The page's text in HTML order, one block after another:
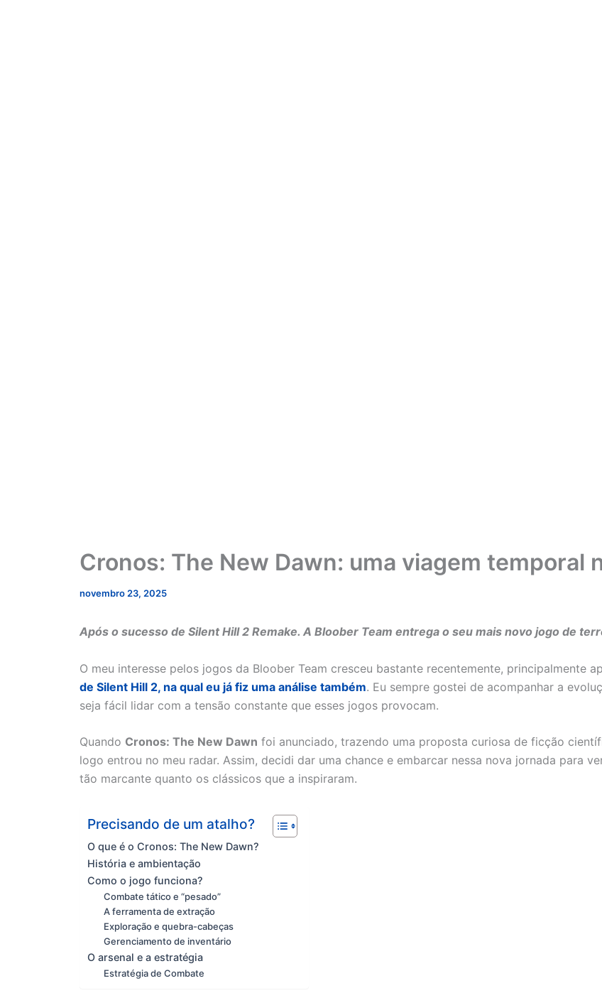
Cronos: The New Dawn: uma viagem temporal
novembro 23, 2025
Após o sucesso de Silent Hill 2 Remake. A Bloober Team entrega o seu mais novo jogo de
O meu interesse pelos jogos da Bloober Team cresceu bastante recentemente, principalmente
de Silent Hill 2, na qual eu já fiz uma análise também. Eu sempre gostei de acompanhar a
seja fácil lidar com a tensão constante que esses jogos provocam.
Quando Cronos: The New Dawn foi anunciado, trazendo uma proposta curiosa de ficção
logo entrou no meu radar. Assim, decidi dar uma chance e embarcar nessa nova jornada para
tão marcante quanto os clássicos que a inspiraram.
Precisando de um atalho?
O que é o Cronos: The New Dawn?
História e ambientação
Como o jogo funciona?
Combate tático e “pesado”
A ferramenta de extração
Exploração e quebra-cabeças
Gerenciamento de inventário
O arsenal e a estratégia
Estratégia de Combate